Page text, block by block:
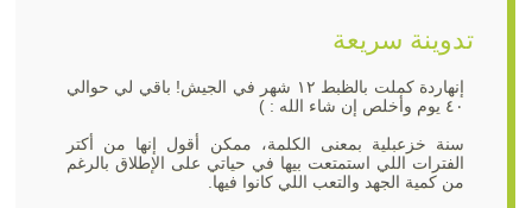
تدوينة سريعة
إنهاردة كملت بالظبط ١٢ شهر في الجيش! باقي لي حوالي
٤٠ يوم وأخلص إن شاء الله : )
سنة خزعبلية بمعنى الكلمة، ممكن أقول إنها من أكتر
الفترات اللي استمتعت بيها في حياتي على الإطلاق بالرغم
من كمية الجهد والتعب اللي كانوا فيها.